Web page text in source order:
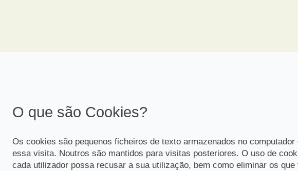
O que são Cookies?
Os cookies são pequenos ficheiros de texto armazenados no
essa visita. Noutros são mantidos para visitas posteriores. O uso de
cada utilizador possa recusar a sua utilização, bem como eliminar os